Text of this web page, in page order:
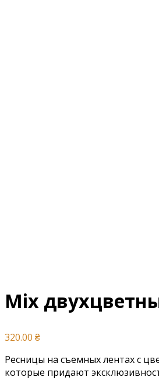
Mix
320.00 ₴
Ресницы на съемных лентах с
которые придают